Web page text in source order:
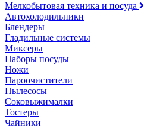
Мелкобытовая техника и посуда
Автохолодильники
Блендеры
Гладильные системы
Миксеры
Наборы посуды
Ножи
Пароочистители
Пылесосы
Соковыжималки
Тостеры
Чайники